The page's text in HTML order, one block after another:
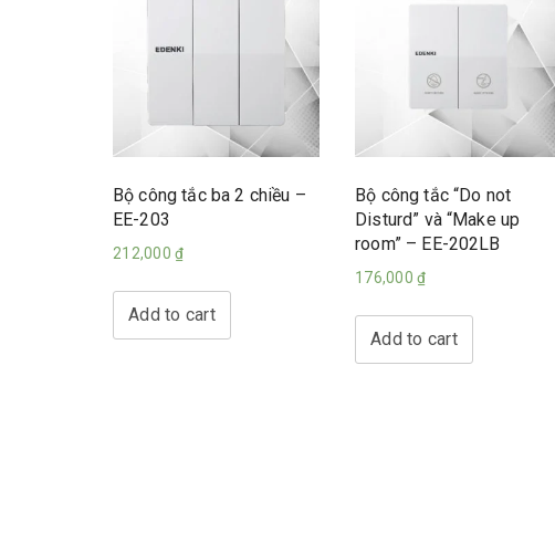
Bộ công tắc ba 2 chiều –
EE-203
212,000 ₫
Add to cart
Bộ công tắc “Do not
Disturd” và “Make up
room” – EE-202LB
176,000₫
Add to cart